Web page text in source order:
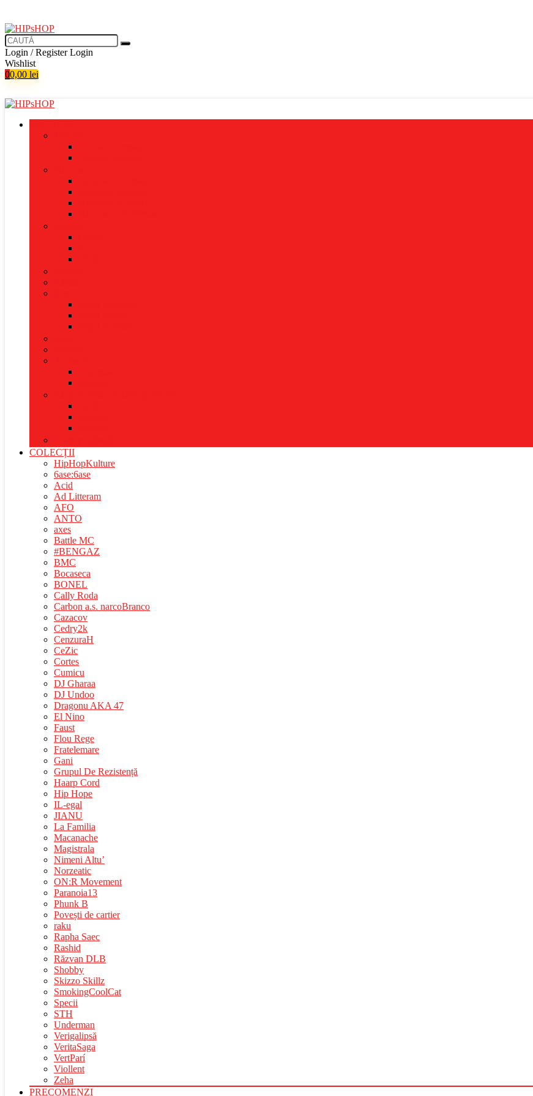
Login / Register Login
Wishlist
00,00 lei
COLECȚII
HipHopKulture
6ase:6ase
Acid
Ad Litteram
AFO
ANTO
axes
Battle MC
#BENGAZ
BMC
Bocaseca
BONEL
Cally Roda
Carbon a.s. narcoBranco
Cazacov
Cedry2k
CenzuraH
CeZic
Cortes
Cumicu
DJ Gharaa
DJ Undoo
Dragonu AKA 47
El Nino
Faust
Flou Rege
Fratelemare
Gani
Grupul De Rezistență
Haarp Cord
Hip Hope
IL-egal
JIANU
La Familia
Macanache
Magistrala
Nimeni Altu’
Norzeatic
ON:R Movement
Paranoia13
Phunk B
Povești de cartier
raku
Rapha Saec
Rashid
Răzvan DLB
Shobby
Skizzo Skillz
SmokingCoolCat
Specii
STH
Underman
Verigalipsă
VeritaSaga
VertParí
Viollent
Zeha
PRECOMENZI